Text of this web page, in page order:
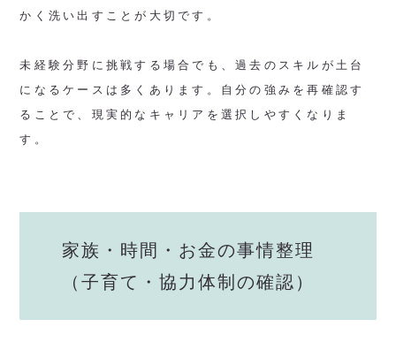
かく洗い出すことが大切です。
未経験分野に挑戦する場合でも、過去のスキルが土台
になるケースは多くあります。自分の強みを再確認す
ることで、現実的なキャリアを選択しやすくなりま
す。
家族・時間・お金の事情整理
（子育て・協力体制の確認）